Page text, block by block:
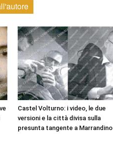
Castel Volturno: i video, le due
versioni e la città divisa sulla
presunta tangente a Marrandino